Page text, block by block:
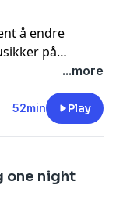
å endre
på
om overgrep
kumelk øker
NRK Radio
...more
52min Play
one night